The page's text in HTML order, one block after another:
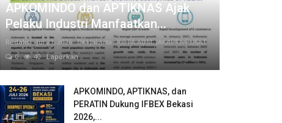
APKOMINDO dan APTIKNAS Ajak
Pelaku Industri Manfaatkan...
Redaksi Jul 21, 2026 DKI Jakarta KOTA ADM. JAKARTA PUSAT
0
40Laporkan
APKOMINDO, APTIKNAS, dan
PERATIN Dukung IFBEX Bekasi
2026,...